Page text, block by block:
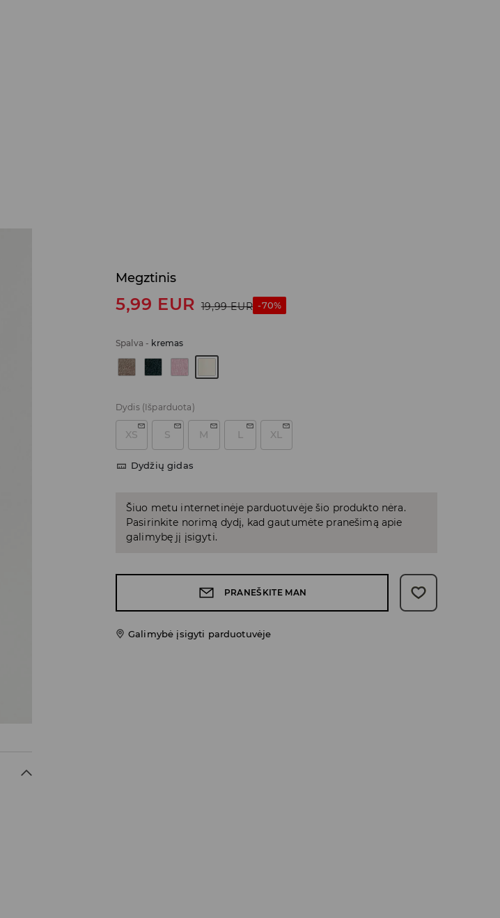
Megztinis
5,99 EUR 19,99 EUR -70%
Spalva - kremas
Dydis (Išparduota)
XS S M L XL
Dydžių gidas
Šiuo metu internetinėje parduotuvėje šio produkto nėra.
Pasirinkite norimą dydį, kad gautumėte pranešimą apie
galimybę jį įsigyti.
PRANEŠKITE MAN
Galimybė įsigyti parduotuvėje